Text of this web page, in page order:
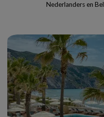
Nederlanders en